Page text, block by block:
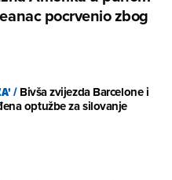
pocrvenio zbog
/Bivša zvijezda Barcelone i
optužbe za silovanje